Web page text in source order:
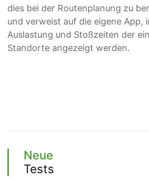
dies bei der Routenplanung zu
und verweist auf die eigene App,
Auslastung und Stoßzeiten der
Standorte angezeigt werden.
Neue
Tests